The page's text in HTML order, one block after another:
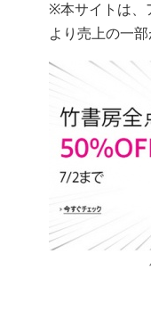
※本サイトは、
より売上の一